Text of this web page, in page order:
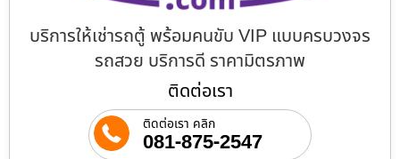
บริการให้เช่ารถตู้ พร้อมคนขับ VIP แบบครบวงจร
รถสวย บริการดี ราคามิตรภาพ
ติดต่อเรา
ติดต่อเรา คลิก
081-875-2547